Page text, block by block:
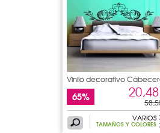
Vinilo decorativo
de
65%
VARIOS
TAMAÑOS Y COLORES